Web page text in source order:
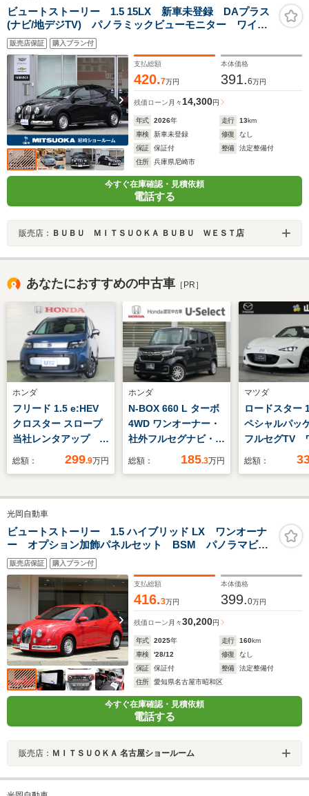
ビュートストーリー 1.5 15LX 新車未登録 DAプラス
(ナビ/地デジTV) パノラミックビューモニター ワイヤ
レスAppleCarPlay スマートエントリー プッシュスタ
ート オートエアコン セーフティセンス レーダーク
ルーズ LEDヘッドライト ETC
販売店保証 購入プラン付
支払総額
420.7万円
本体価格
391.6万円
残価ローン 月々14,300円
年式 2026年 走行 13km
車検
新車未登録 修復
なし
保証
保証付 整備
法定整備付
住所
兵庫県尼崎市
今すぐ在庫確認・見積依頼
電話する
販売店： ＢＵＢＵ ＭＩＴＳＵＯＫＡ ＢＵＢＵ ＷＥＳＴ店
あなたにおすすめの中古車 ［PR］
ホンダ
フリード 1.5 e:HEV
クロスター スロープ
当社レンタアップ 純
正インターナビ リア
ラレコ CSRS
VSA 左右PSD LED
フォグ
総額： 299.9万円
ホンダ
N-BOX 660 L ターボ
4WD ワンオーナー・
社外フルセグナビ・
ETC・両側電動スライ
テーブル・サイドエア
総額： 185.3万円
マツダ
ロードスター
ペシャルパッ
フルセグTV
ーナー バッ
ーター
車 スマート
総額：
光岡自動車
ビュートストーリー 1.5 ハイブリッド LX ワンオーナ
ー オプション加飾パネルセット BSM パノラマビュ
ーモニター ディスプレイオーディオプラス コンフォ
ートシート アクセサリーコンセント 寒冷地仕様 ド
ライブレコーダー前後
販売店保証 購入プラン付
支払総額
416.3万円
本体価格
399.0万円
残価ローン 月々30,200円
年式 2025年 走行 160km
車検
'28/12 修復
なし
保証
保証付 整備
法定整備付
住所
愛知県名古屋市昭和区
今すぐ在庫確認・見積依頼
電話する
販売店： ＭＩＴＳＵＯＫＡ 名古屋ショールーム